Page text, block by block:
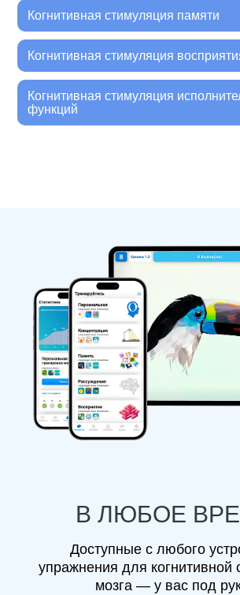
Когнитивная стимуляция памяти
Когнитивная стимуляция
Когнитивная стимуляция
функций
В ЛЮБОЕ
Доступные с любого
упражнения для когнитивной
мозга — у вас под